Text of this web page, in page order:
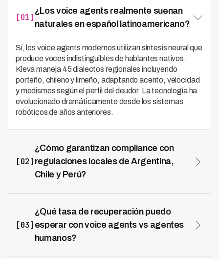
[01]
¿Los voice agents realmente suenan
naturales en español latinoamericano?
Sí, los voice agents modernos utilizan síntesis neural que
produce voces indistinguibles de hablantes nativos.
Kleva maneja 45 dialectos regionales incluyendo
porteño, chileno y limeño, adaptando acento, velocidad
y modismos según el perfil del deudor. La tecnología ha
evolucionado dramáticamente desde los sistemas
robóticos de años anteriores.
[02]
¿Cómo garantizan compliance con
regulaciones locales de Argentina,
Chile y Perú?
automáticamente contactos fuera de horarios
locales. Kleva opera con 0 violaciones regulatorias
procesando más de 900,000 minutos mensuales gracias
[03]
¿Qué tasa de recuperación puedo
esperar con voice agents vs agentes
humanos?